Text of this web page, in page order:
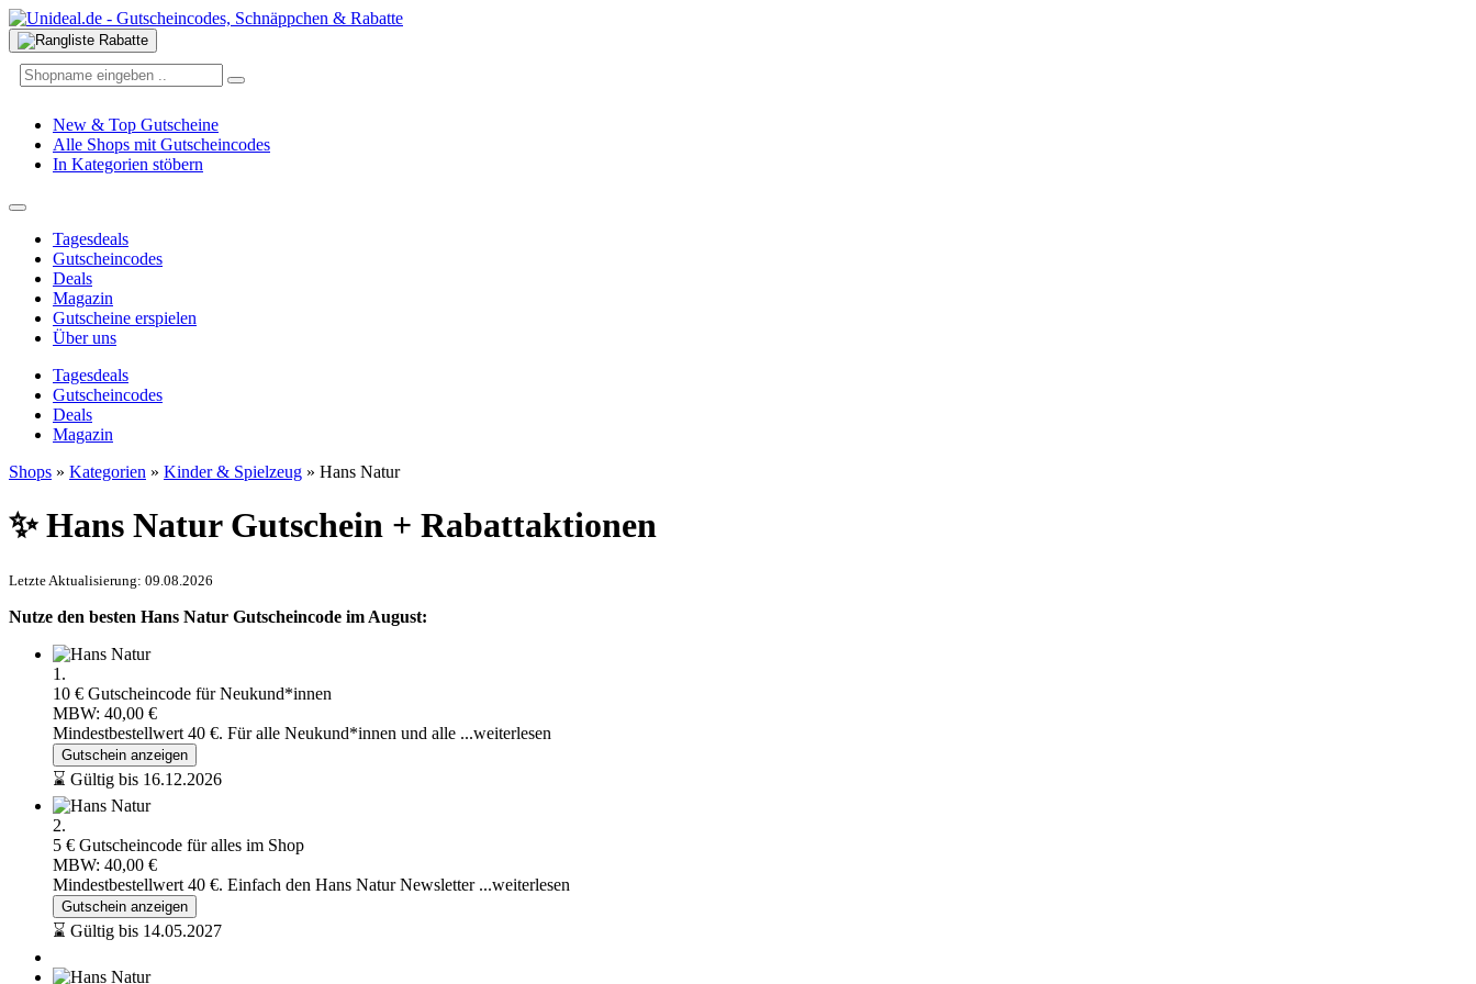
New & Top Gutscheine
Alle Shops mit Gutscheincodes
In Kategorien stöbern
Tagesdeals
Gutscheincodes
Deals
Magazin
Gutscheine erspielen
Über uns
Tagesdeals
Gutscheincodes
Deals
Magazin
Shops » Kategorien » Kinder & Spielzeug » Hans Natur
✨ Hans Natur Gutschein + Rabattaktionen
Letzte Aktualisierung: 09.08.2026
Nutze den besten Hans Natur Gutscheincode im August:
1.
10 € Gutscheincode für Neukund*innen
MBW: 40,00 €
Mindestbestellwert 40 €. Für alle Neukund*innen und alle ...weiterlesen
Gutschein anzeigen
⌛ Gültig bis 16.12.2026
2.
5 € Gutscheincode für alles im Shop
MBW: 40,00 €
Mindestbestellwert 40 €. Einfach den Hans Natur Newsletter ...weiterlesen
Gutschein anzeigen
⌛ Gültig bis 14.05.2027